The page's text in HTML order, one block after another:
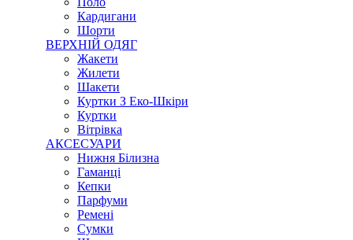
Кардигани
Шорти
ВЕРХНІЙ ОДЯГ
Жакети
Жилети
Шакети
Куртки З Еко-Шкіри
Куртки
Вітрівка
АКСЕСУАРИ
Нижня Білизна
Гаманці
Кепки
Парфуми
Ремені
Сумки